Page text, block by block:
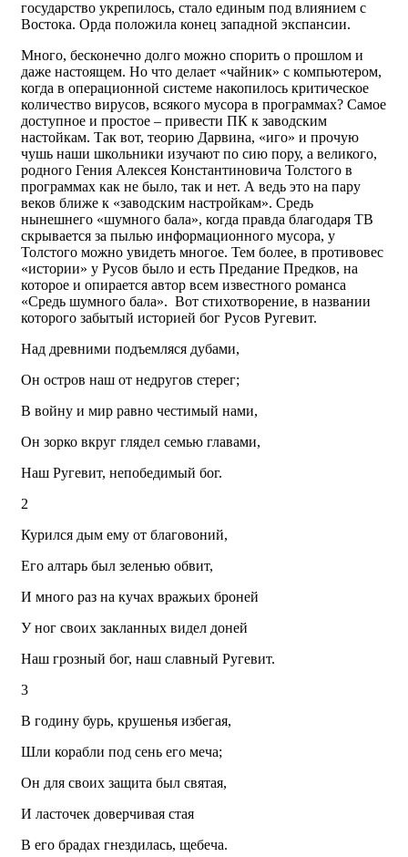
государство укрепилось, стало единым под влиянием с
Востока. Орда положила конец западной экспансии.
Много, бесконечно долго можно спорить о прошлом и
даже настоящем. Но что делает «чайник» с компьютером,
когда в операционной системе накопилось критическое
количество вирусов, всякого мусора в программах? Самое
доступное и простое – привести ПК к заводским
настойкам. Так вот, теорию Дарвина, «иго» и прочую
чушь наши школьники изучают по сию пору, а великого,
родного Гения Алексея Константиновича Толстого в
программах как не было, так и нет. А ведь это на пару
веков ближе к «заводским настройкам». Средь
нынешнего «шумного бала», когда правда благодаря ТВ
скрывается за пылью информационного мусора, у
Толстого можно увидеть многое. Тем более, в противовес
«истории» у Русов было и есть Предание Предков, на
которое и опирается автор всем известного романса
«Средь шумного бала». Вот стихотворение, в названии
которого забытый историей бог Русов Ругевит.
Над древними подъемляся дубами,
Он остров наш от недругов стерег;
В войну и мир равно честимый нами,
Он зорко вкруг глядел семью главами,
Наш Ругевит, непобедимый бог.
2
Курился дым ему от благовоний,
Его алтарь был зеленью обвит,
И много раз на кучах вражьих броней
У ног своих закланных видел доней
Наш грозный бог, наш славный Ругевит.
3
В годину бурь, крушенья избегая,
Шли корабли под сень его меча;
Он для своих защита был святая,
И ласточек доверчивая стая
В его брадах гнездилась, щебеча.